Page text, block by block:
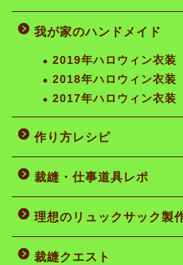
我が家のハンドメイド
2019年ハロウィン衣装
2018年ハロウィン衣装
2017年ハロウィン衣装
作り方レシピ
裁縫・仕事道具レポ
理想のリュックサック製
裁縫クエスト